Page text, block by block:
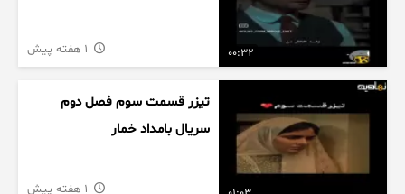
00:32
تیزر قسمت سوم فصل دوم
سریال بامداد خمار